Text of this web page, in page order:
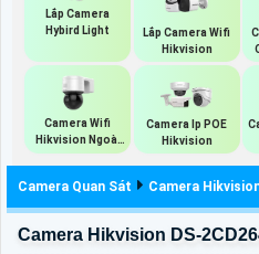
Lắp Camera
Hybird Light
Lắp Camera Wifi
Hikvision
Camera Wifi
Hikvision Ngoài
Trời 360
Camera Ip POE
Hikvision
Camera Quan Sát Camera
Camera Hikvision DS-